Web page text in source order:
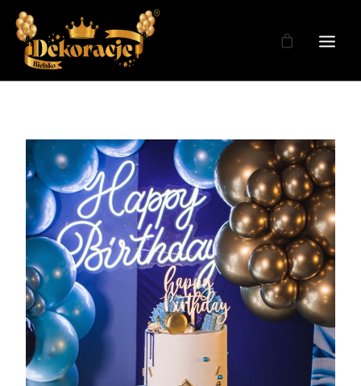
Zdjęcia
Dekoracje
Dekoracje Weselne
Dekoracje Licencja
Oferta
Akcesoria Dekoracyjne